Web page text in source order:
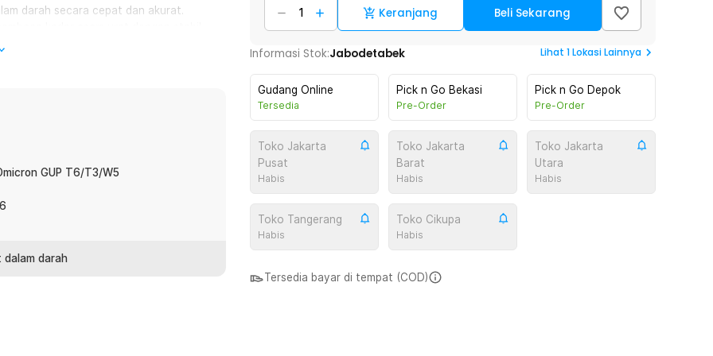
darah secara cepat dan akurat.
yang membutuhkan monitoring rutin
dan minim rasa sakit. Dirancang
lebih cepat dan nyaman. Sekali pakai
hasil hanya dalam
sibuk namun tetap ingin memantau
atau 2 tahun, sehingga tetap
untuk penggunaan jangka
GUP T6/T3/W5
dalam darah
Keranjang Beli Sekarang
Informasi Stok:Jabodetabek Lihat 1Lokasi Lainnya
Gudang Online
Tersedia
Pick n Go Bekasi
Pre-Order
Pick n Go Depok
Pre-Order
Toko Jakarta
Pusat
Habis
Toko Jakarta
Barat
Habis
Toko Jakarta
Utara
Habis
Toko Tangerang
Habis
Toko Cikupa
Habis
Tersedia bayar di tempat (COD)